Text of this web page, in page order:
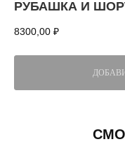
РУБАШКА И
8300,00 ₽